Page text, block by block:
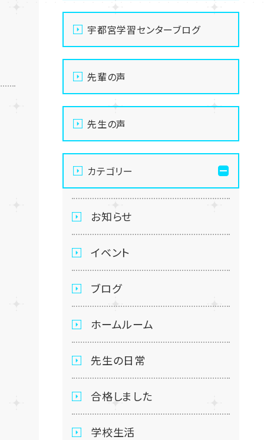
宇都宮学習センターブログ
先輩の声
先生の声
カテゴリー
お知らせ
イベント
ブログ
ホームルーム
先生の日常
合格しました
学校生活